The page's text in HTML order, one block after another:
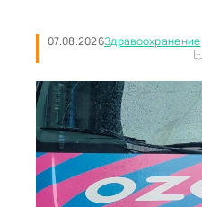
07.08.2026Здравоохранение